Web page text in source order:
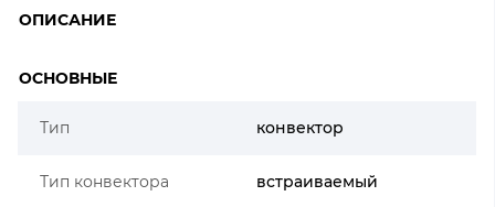
ОПИСАНИЕ
ОСНОВНЫЕ
Тип конвектор
Тип конвектора встраиваемый